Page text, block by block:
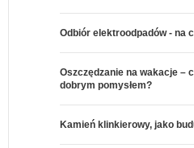
Odbiór elektroodpadów - na
Oszczędzanie na wakacje –
dobrym pomysłem?
Kamień klinkierowy, jako